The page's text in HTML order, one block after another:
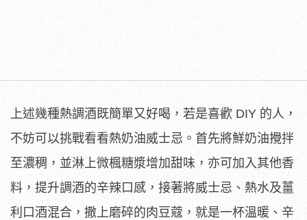
上述幾種熱調酒既簡單又好喝，若是喜歡 DIY 的人，
不妨可以挑戰看看熱奶油威士忌。首先將鮮奶油攪拌
至濃稠，並淋上微楓糖漿增加甜味，亦可加入其他香
料，提升調酒的辛辣口感，接著將威士忌、熱水及薑
利口酒混合，撒上磨碎的肉豆蔻，就是一杯溫暖、辛